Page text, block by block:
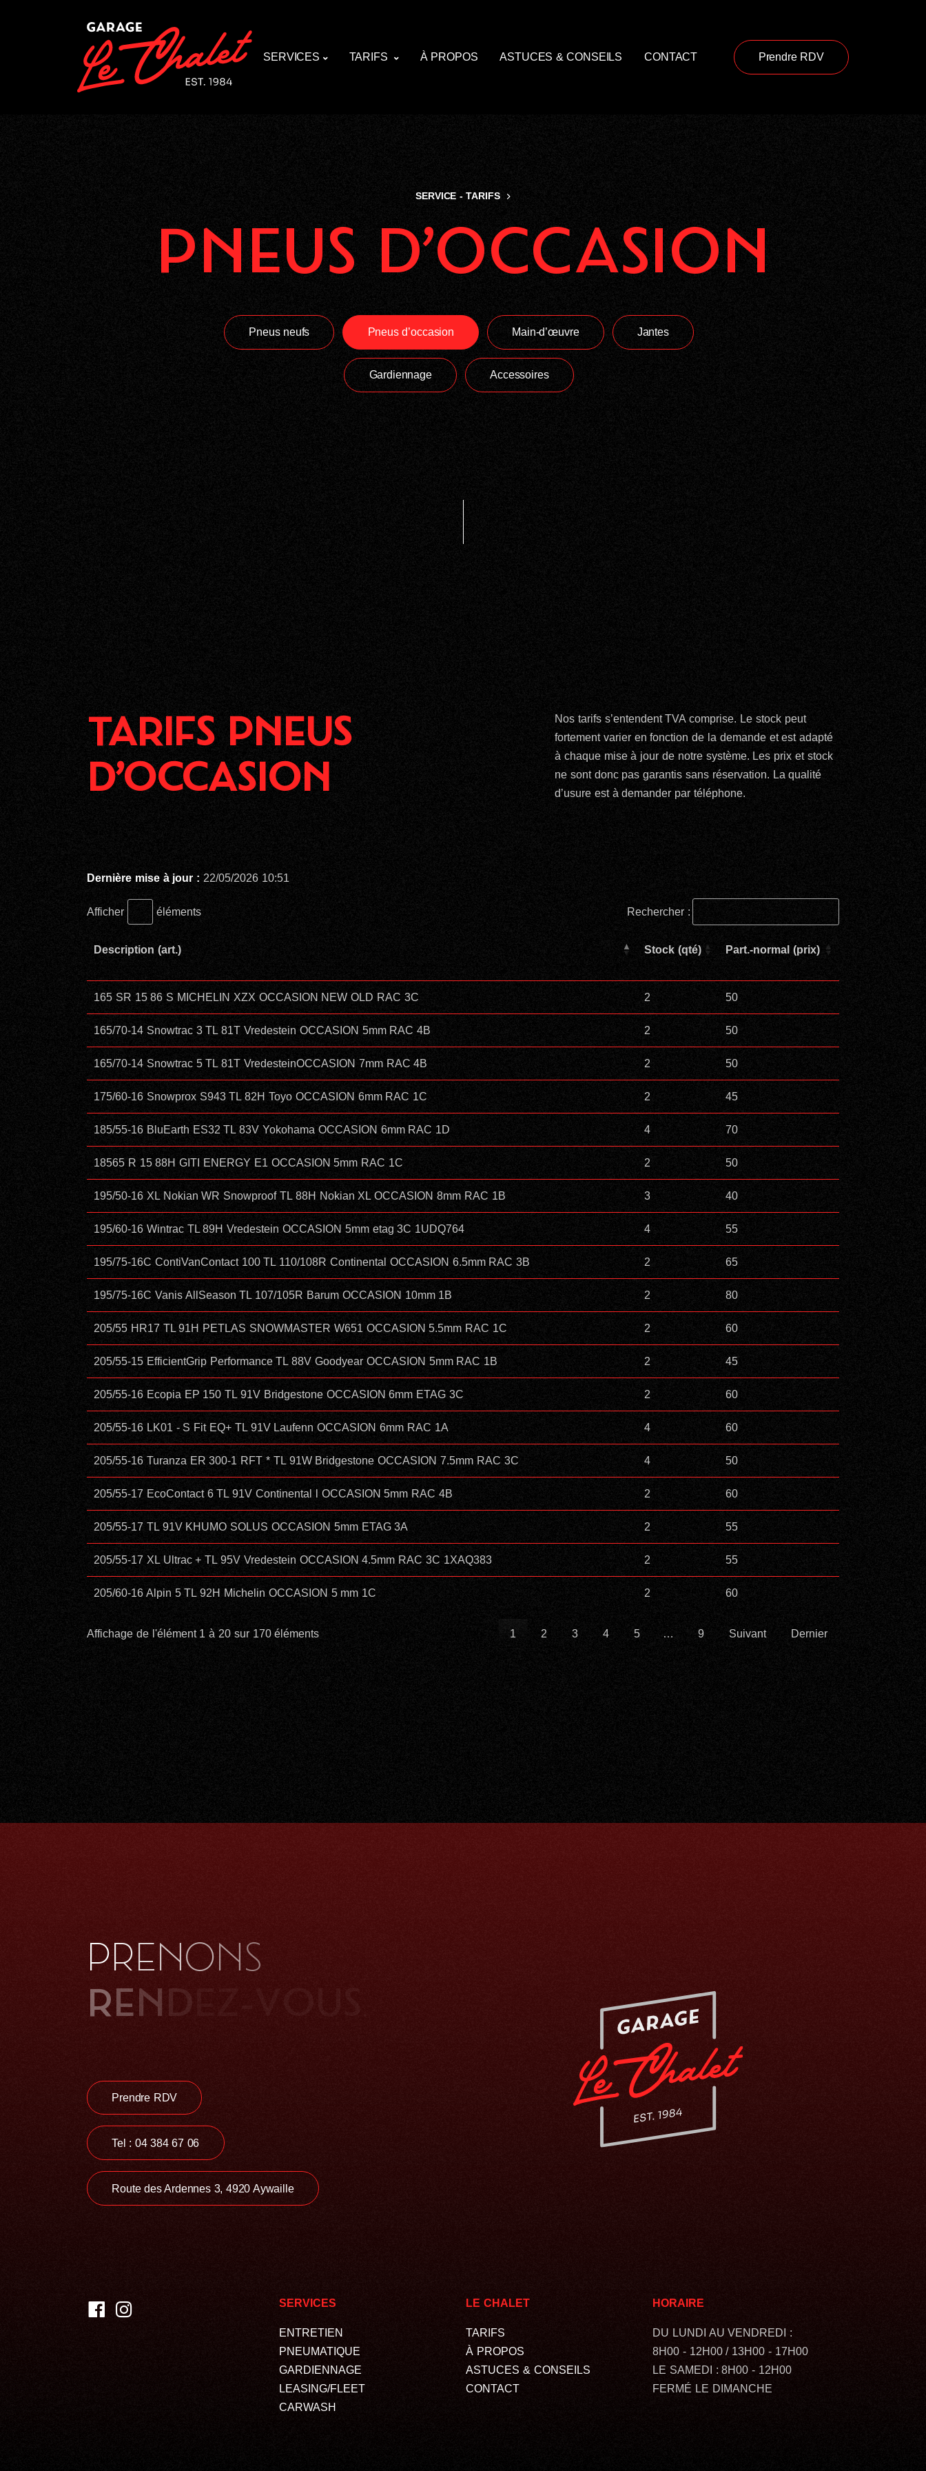
SERVICES TARIFS À PROPOS ASTUCES & CONSEILS CONTACT Prendre RDV
SERVICE - TARIFS
PNEUS D’OCCASION
Pneus neufs Pneus d’occasion Main-d’œuvre Jantes
Gardiennage Accessoires
TARIFS PNEUS
D’OCCASION
Nos tarifs s’entendent TVA comprise. Le stock peut
fortement varier en fonction de la demande et est adapté
à chaque mise à jour de notre système. Les prix et stock
ne sont donc pas garantis sans réservation. La qualité
d’usure est à demander par téléphone.
Dernière mise à jour : 22/05/2026 10:51
Afficher éléments Rechercher :
Description (art.) Stock (qté) Part.-normal (prix)
165 SR 15 86 S MICHELIN XZX OCCASION NEW OLD RAC 3C 2 50
165/70-14 Snowtrac 3 TL 81T Vredestein OCCASION 5mm RAC 4B 2 50
165/70-14 Snowtrac 5 TL 81T VredesteinOCCASION 7mm RAC 4B 2 50
175/60-16 Snowprox S943 TL 82H Toyo OCCASION 6mm RAC 1C 2 45
185/55-16 BluEarth ES32 TL 83V Yokohama OCCASION 6mm RAC 1D 4 70
18565 R 15 88H GITI ENERGY E1 OCCASION 5mm RAC 1C 2 50
195/50-16 XL Nokian WR Snowproof TL 88H Nokian XL OCCASION 8mm RAC 1B 3 40
195/60-16 Wintrac TL 89H Vredestein OCCASION 5mm etag 3C 1UDQ764 4 55
195/75-16C ContiVanContact 100 TL 110/108R Continental OCCASION 6.5mm RAC 3B 2 65
195/75-16C Vanis AllSeason TL 107/105R Barum OCCASION 10mm 1B 2 80
205/55 HR17 TL 91H PETLAS SNOWMASTER W651 OCCASION 5.5mm RAC 1C 2 60
205/55-15 EfficientGrip Performance TL 88V Goodyear OCCASION 5mm RAC 1B 2 45
205/55-16 Ecopia EP 150 TL 91V Bridgestone OCCASION 6mm ETAG 3C 2 60
205/55-16 LK01 - S Fit EQ+ TL 91V Laufenn OCCASION 6mm RAC 1A 4 60
205/55-16 Turanza ER 300-1 RFT * TL 91W Bridgestone OCCASION 7.5mm RAC 3C 4 50
205/55-17 EcoContact 6 TL 91V Continental l OCCASION 5mm RAC 4B 2 60
205/55-17 TL 91V KHUMO SOLUS OCCASION 5mm ETAG 3A 2 55
205/55-17 XL Ultrac + TL 95V Vredestein OCCASION 4.5mm RAC 3C 1XAQ383 2 55
205/60-16 Alpin 5 TL 92H Michelin OCCASION 5 mm 1C 2 60
Affichage de l'élément 1 à 20 sur 170 éléments 1 2 3 4 5 … 9 Suivant Dernier
PRENONS
REND Z
Prendre RDV
Tel : 04 384 67 06
Route des Ardennes 3, 4920 Aywaille
SERVICES
ENTRETIEN
PNEUMATIQUE
GARDIENNAGE
LEASING/FLEET
CARWASH
LE CHALET
TARIFS
À PROPOS
ASTUCES & CONSEILS
CONTACT
HORAIRE
DU LUNDI AU VENDREDI :
8H00 - 12H00 / 13H00 - 17H00
LE SAMEDI : 8H00 - 12H00
FERMÉ LE DIMANCHE